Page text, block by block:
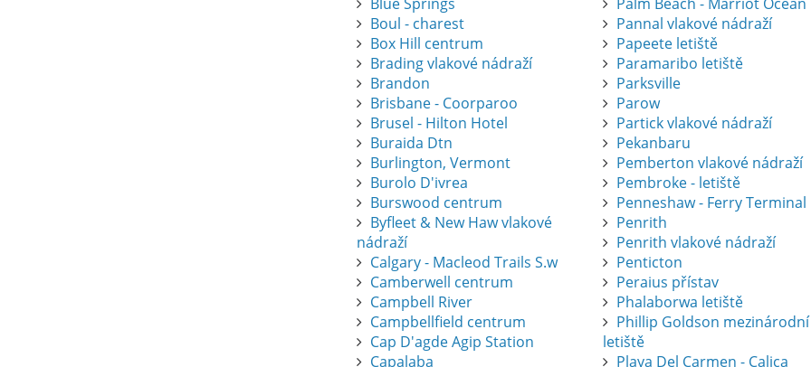
Boul - charest
Box Hill centrum
Brading vlakové nádraží
Brandon
Brisbane - Coorparoo
Brusel - Hilton Hotel
Buraida Dtn
Burlington, Vermont
Burolo D'ivrea
Burswood centrum
Byfleet & New Haw vlakové
nádraží
Calgary - Macleod Trails S.w
Camberwell centrum
Campbell River
Campbellfield centrum
Cap D'agde Agip Station
Capalaba
Pannal vlakové nádraží
Papeete letiště
Paramaribo letiště
Parksville
Parow
Partick vlakové nádraží
Pekanbaru
Pemberton vlakové nádraží
Pembroke - letiště
Penneshaw - Ferry Terminal
Penrith
Penrith vlakové nádraží
Penticton
Peraius přístav
Phalaborwa letiště
Phillip Goldson mezinárodní
letiště
Playa Del Carmen - Calica